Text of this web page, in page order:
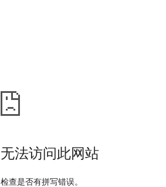
无法访问此网站
检查是否有拼写错误。